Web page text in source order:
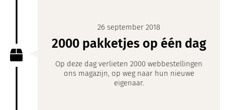
26 september 2018
2000 pakketjes op één dag
Op deze dag verlieten 2000 webbestellingen
ons magazijn, op weg naar hun nieuwe
eigenaar.